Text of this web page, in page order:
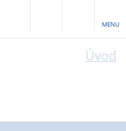
MENU
Úvod